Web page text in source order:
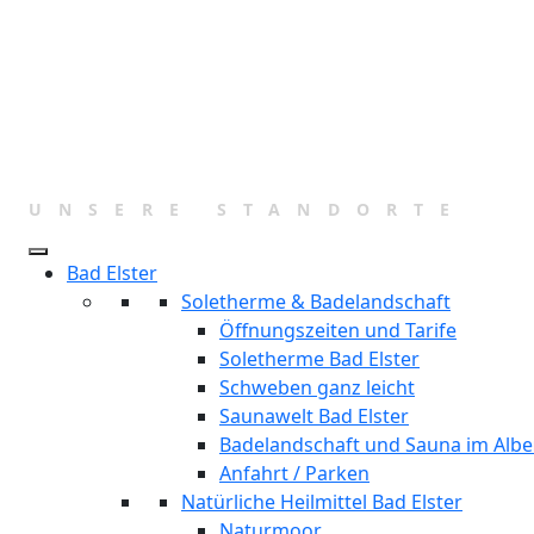
UNSERE STANDORTE
Bad Elster
Soletherme & Badelandschaft
Öffnungszeiten und Tarife
Soletherme Bad Elster
Schweben ganz leicht
Saunawelt Bad Elster
Badelandschaft und Sauna im
Anfahrt / Parken
Natürliche Heilmittel Bad Elster